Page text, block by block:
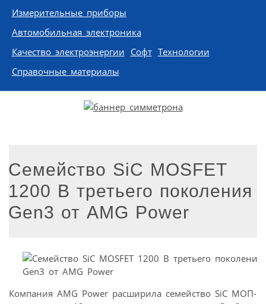
Измерительные приборы
Автомобильная электроника
Качество электроэнергии Софт Технологии
Справочные материалы
Семейство SiC MOSFET
1200 В третьего поколения
Gen3 от AMG Power
Компания AMG Power расширила семейство SiC МОП-